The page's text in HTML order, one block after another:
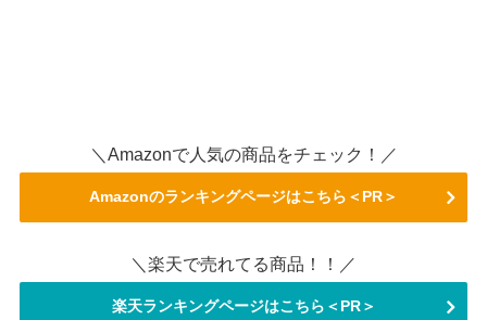
＼Amazonで人気の商品をチェック！／
Amazonのランキングページはこちら＜PR＞
＼楽天で売れてる商品！！／
楽天ランキングページはこちら＜PR＞